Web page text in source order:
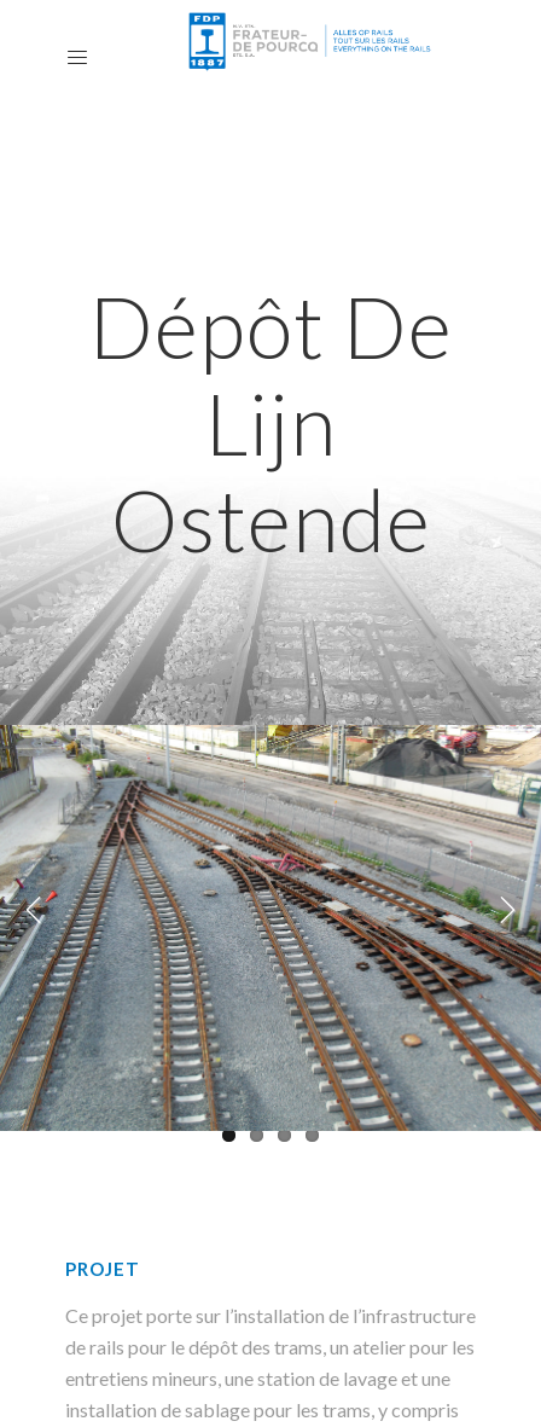
Dépôt De
Lijn
Ostende
Previous Next
PROJET
Ce projet porte sur l’installation de l’infrastructure
de rails pour le dépôt des trams, un atelier pour les
entretiens mineurs, une station de lavage et une
installation de sablage pour les trams, y compris